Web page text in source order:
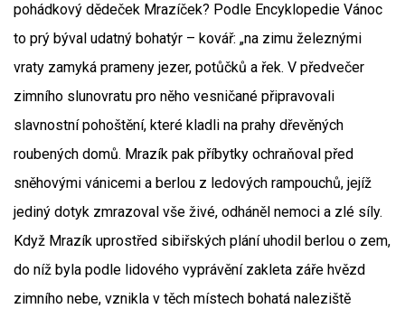
pohádkový dědeček Mrazíček? Podle Encyklopedie Vánoc
to prý býval udatný bohatýr – kovář: „na zimu železnými
vraty zamyká prameny jezer, potůčků a řek. V předvečer
zimního slunovratu pro něho vesničané připravovali
slavnostní pohoštění, které kladli na prahy dřevěných
roubených domů. Mrazík pak příbytky ochraňoval před
sněhovými vánicemi a berlou z ledových rampouchů, jejíž
jediný dotyk zmrazoval vše živé, odháněl nemoci a zlé síly.
Když Mrazík uprostřed sibiřských plání uhodil berlou o zem,
do níž byla podle lidového vyprávění zakleta záře hvězd
zimního nebe, vznikla v těch místech bohatá naleziště